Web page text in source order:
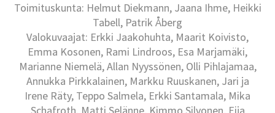
Toimituskunta: Helmut Diekmann, Jaana Ihme, Heikki
Tabell, Patrik Åberg
Valokuvaajat: Erkki Jaakohuhta, Maarit Koivisto,
Emma Kosonen, Rami Lindroos, Esa Marjamäki,
Marianne Niemelä, Allan Nyyssönen, Olli Pihlajamaa,
Annukka Pirkkalainen, Markku Ruuskanen, Jari ja
Irene Räty, Teppo Salmela, Erkki Santamala, Mika